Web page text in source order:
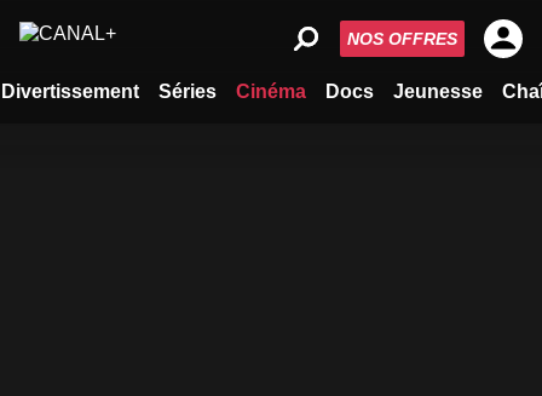
Divertissement Séries Cinéma Docs Jeunesse
NOS OFFRES